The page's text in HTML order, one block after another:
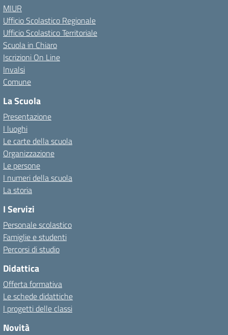
MIUR
Ufficio Scolastico Regionale
Ufficio Scolastico Territoriale
Scuola in Chiaro
Iscrizioni On Line
Invalsi
Comune
La Scuola
Presentazione
I luoghi
Le carte della scuola
Organizzazione
Le persone
I numeri della scuola
La storia
I Servizi
Personale scolastico
Famiglie e studenti
Percorsi di studio
Didattica
Offerta formativa
Le schede didattiche
I progetti delle classi
Novità